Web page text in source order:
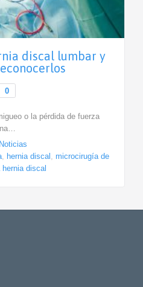
discal lumbar y
0Comments
o la pérdida de fuerza
Noticias
, hernia discal , microcirugía de
discal